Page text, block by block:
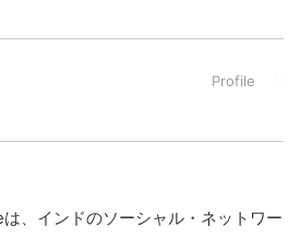
、インドのソーシャル・ネットワー